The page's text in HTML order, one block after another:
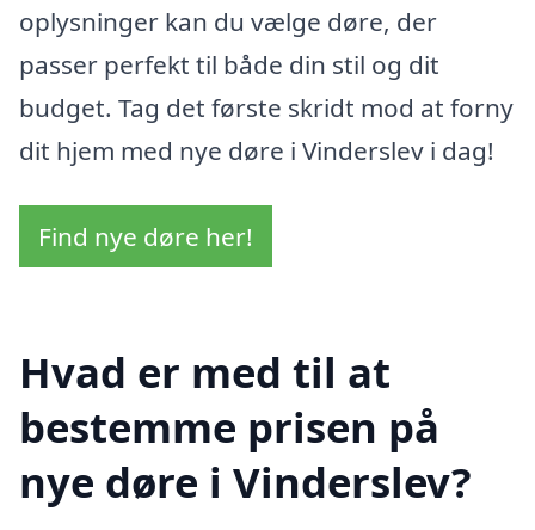
oplysninger kan du vælge døre, der
passer perfekt til både din stil og dit
budget. Tag det første skridt mod at forny
dit hjem med nye døre i Vinderslev i dag!
Find nye døre her!
Hvad er med til at
bestemme prisen på
nye døre i Vinderslev?